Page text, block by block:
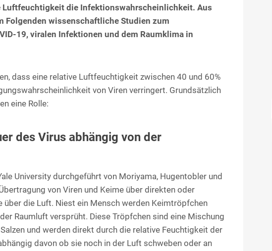
Luftfeuchtigkeit die Infektionswahrscheinlichkeit. Aus
Folgenden wissenschaftliche Studien zum
19, viralen Infektionen und dem Raumklima in
dass eine relative Luftfeuchtigkeit zwischen 40 und 60%
von Viren verringert. Grundsätzlich
eine Rolle:
des Virus abhängig von der
University durchgeführt von Moriyama, Hugentobler und
von Viren und Keime über direkten oder
über die Luft. Niest ein Mensch werden Keimtröpfchen
Raumluft versprüht. Diese Tröpfchen sind eine Mischung
und werden direkt durch die relative Feuchtigkeit der
davon ob sie noch in der Luft schweben oder an